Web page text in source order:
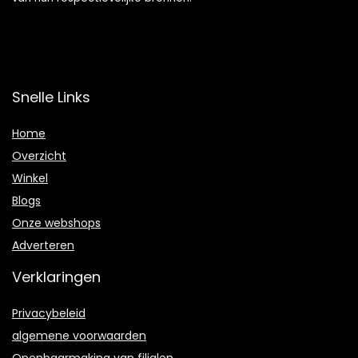
Snelle Links
Home
Overzicht
Winkel
Blogs
Onze webshops
Adverteren
Verklaringen
Privacybeleid
algemene voorwaarden